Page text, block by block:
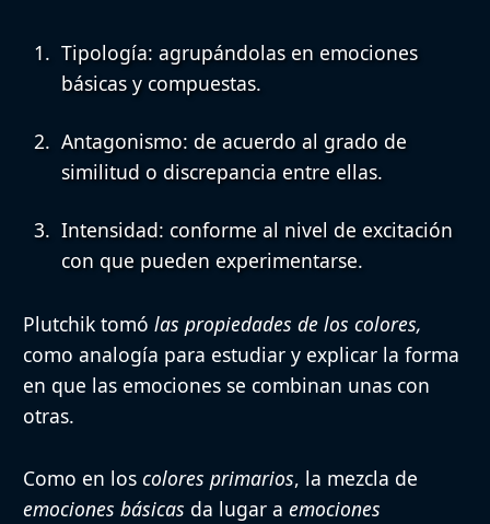
Tipología: agrupándolas en emociones
básicas y compuestas.
Antagonismo: de acuerdo al grado de
similitud o discrepancia entre ellas.
Intensidad: conforme al nivel de excitación
con que pueden experimentarse.
Plutchik tomó las propiedades de los colores,
como analogía para estudiar y explicar la forma
en que las emociones se combinan unas con
otras.
Como en los colores primarios, la mezcla de
emociones básicas da lugar a emociones